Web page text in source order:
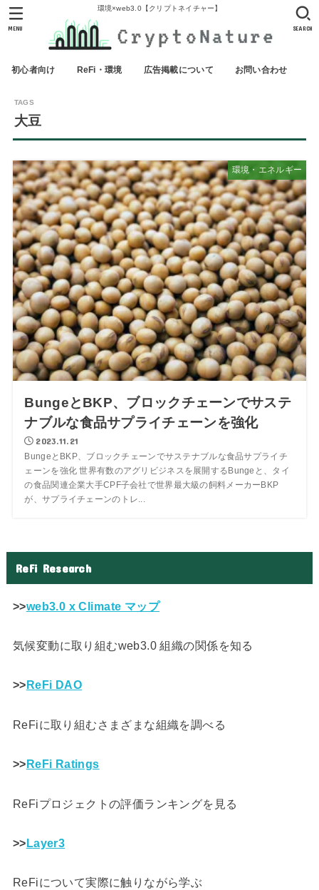
環境×web3.0【クリプトネイチャー】
初心者向け ReFi・環境 広告掲載について お問い合わせ
SEARCH
MENU
大豆
環境・エネルギー
BungeとBKP、ブロックチェーンでサステ
ナブルな食品サプライチェーンを強化
2023.11.21
BungeとBKP、ブロックチェーンでサステナブルな食品サプライチ
ェーンを強化 世界有数のアグリビジネスを展開するBungeと、タイ
の食品関連企業大手CPF子会社で世界最大級の飼料メーカーBKP
が、サプライチェーンのトレ...
ReFi Research
>>web3.0 x Climate マップ
気候変動に取り組むweb3.0 組織の関係を知る
>> ReFi DAO
ReFiに取り組むさまざまな組織を調べる
>>ReFi Ratings
ReFiプロジェクトの評価ランキングを見る
>>Layer3
ReFiについて実際に触りながら学ぶ